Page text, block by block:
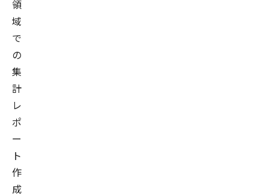
領
域
で
の
集
計
レ
ポ
ー
ト
作
成